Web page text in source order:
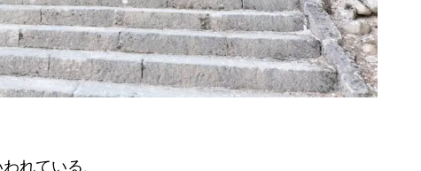
れている、